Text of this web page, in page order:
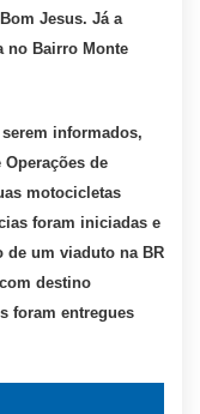
Jesus. Já a
no Bairro Monte
informados,
de
motocicletas
foram iniciadas e
de um viaduto na BR
destino
foram entregues